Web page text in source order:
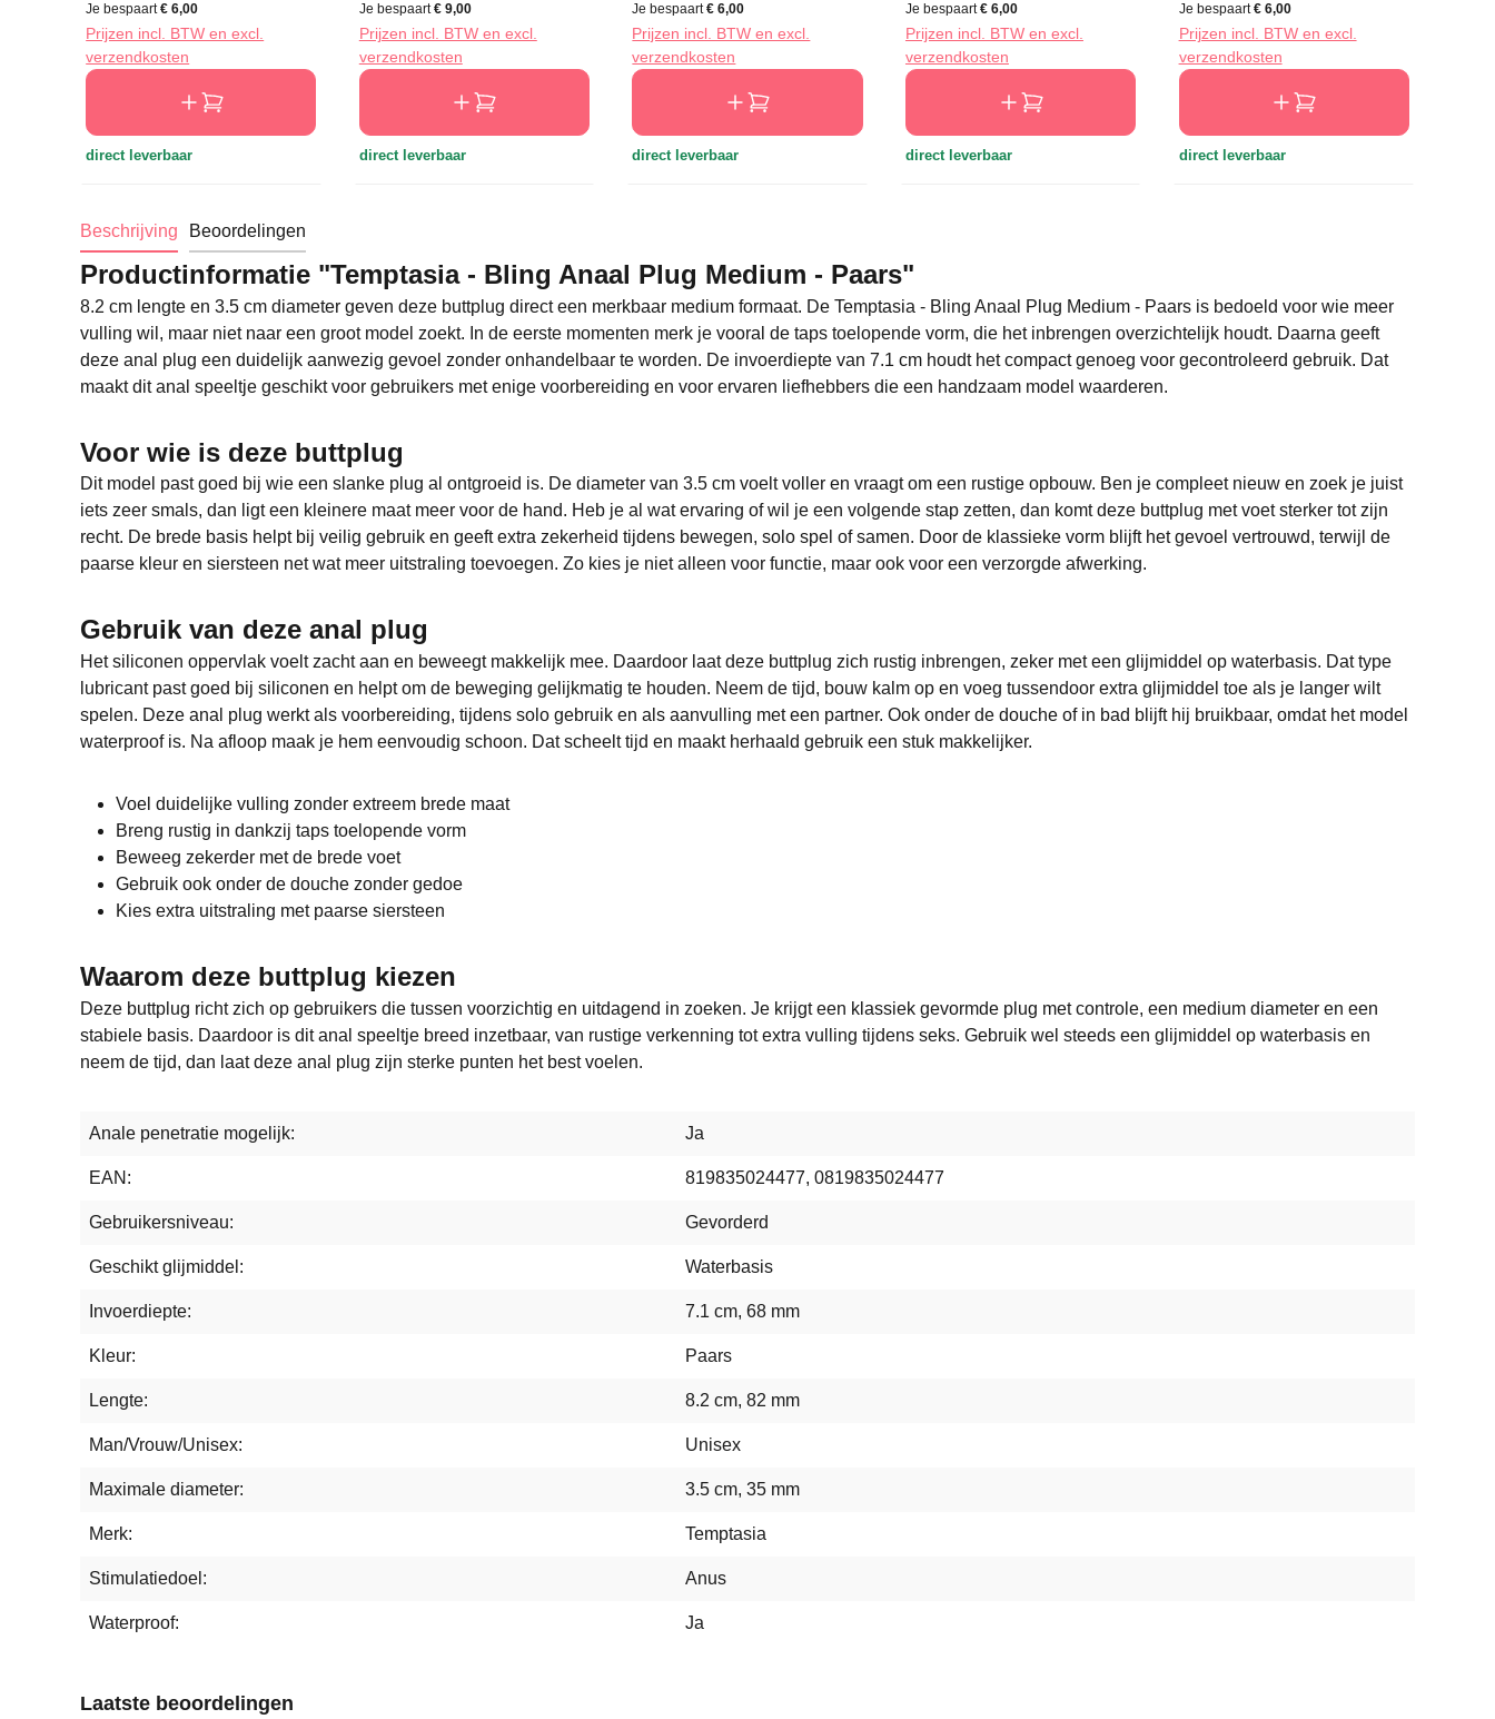
Je bespaart€ 6,00
Prijzen incl. BTW en excl.
verzendkosten
direct leverbaar
Je bespaart€ 9,00
Prijzen incl. BTW en excl.
verzendkosten
direct leverbaar
Je bespaart€ 6,00
Prijzen incl. BTW en excl.
verzendkosten
direct leverbaar
Je bespaart€ 6,00
Prijzen incl. BTW en excl.
verzendkosten
direct leverbaar
Je bespaart€ 6,00
Prijzen incl. BTW en excl.
verzendkosten
direct leverbaar
Beschrijving Beoordelingen
Productinformatie "Temptasia - Bling Anaal Plug Medium - Paars"
8.2 cm lengte en 3.5 cm diameter geven deze buttplug direct een merkbaar medium formaat. De Temptasia - Bling Anaal Plug Medium - Paars is bedoeld voor wie meer
vulling wil, maar niet naar een groot model zoekt. In de eerste momenten merk je vooral de taps toelopende vorm, die het inbrengen overzichtelijk houdt. Daarna geeft
deze anal plug een duidelijk aanwezig gevoel zonder onhandelbaar te worden. De invoerdiepte van 7.1 cm houdt het compact genoeg voor gecontroleerd gebruik. Dat
maakt dit anal speeltje geschikt voor gebruikers met enige voorbereiding en voor ervaren liefhebbers die een handzaam model waarderen.
Voor wie is deze buttplug
Dit model past goed bij wie een slanke plug al ontgroeid is. De diameter van 3.5 cm voelt voller en vraagt om een rustige opbouw. Ben je compleet nieuw en zoek je juist
iets zeer smals, dan ligt een kleinere maat meer voor de hand. Heb je al wat ervaring of wil je een volgende stap zetten, dan komt deze buttplug met voet sterker tot zijn
recht. De brede basis helpt bij veilig gebruik en geeft extra zekerheid tijdens bewegen, solo spel of samen. Door de klassieke vorm blijft het gevoel vertrouwd, terwijl de
paarse kleur en siersteen net wat meer uitstraling toevoegen. Zo kies je niet alleen voor functie, maar ook voor een verzorgde afwerking.
Gebruik van deze anal plug
Het siliconen oppervlak voelt zacht aan en beweegt makkelijk mee. Daardoor laat deze buttplug zich rustig inbrengen, zeker met een glijmiddel op waterbasis. Dat type
lubricant past goed bij siliconen en helpt om de beweging gelijkmatig te houden. Neem de tijd, bouw kalm op en voeg tussendoor extra glijmiddel toe als je langer wilt
spelen. Deze anal plug werkt als voorbereiding, tijdens solo gebruik en als aanvulling met een partner. Ook onder de douche of in bad blijft hij bruikbaar, omdat het model
waterproof is. Na afloop maak je hem eenvoudig schoon. Dat scheelt tijd en maakt herhaald gebruik een stuk makkelijker.
Voel duidelijke vulling zonder extreem brede maat
Breng rustig in dankzij taps toelopende vorm
Beweeg zekerder met de brede voet
Gebruik ook onder de douche zonder gedoe
Kies extra uitstraling met paarse siersteen
Waarom deze buttplug kiezen
Deze buttplug richt zich op gebruikers die tussen voorzichtig en uitdagend in zoeken. Je krijgt een klassiek gevormde plug met controle, een medium diameter en een
stabiele basis. Daardoor is dit anal speeltje breed inzetbaar, van rustige verkenning tot extra vulling tijdens seks. Gebruik wel steeds een glijmiddel op waterbasis en
neem de tijd, dan laat deze anal plug zijn sterke punten het best voelen.
Anale penetratie mogelijk: Ja
EAN: 819835024477, 0819835024477
Gebruikersniveau: Gevorderd
Geschikt glijmiddel: Waterbasis
Invoerdiepte: 7.1 cm, 68 mm
Kleur: Paars
Lengte: 8.2 cm, 82 mm
Man/Vrouw/Unisex: Unisex
Maximale diameter: 3.5 cm, 35 mm
Merk: Temptasia
Stimulatiedoel: Anus
Waterproof: Ja
Laatste beoordelingen